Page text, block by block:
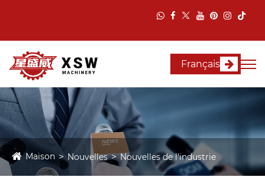
Français
Maison Nouvelles Nouvelles de l'industrie